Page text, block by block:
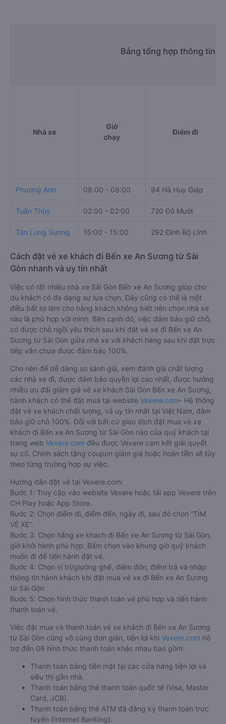
Bảng tổng hợp thông tin
Nhà xe
Giờ
chạy
Điểm đi
Phương Anh 08:00 - 08:00 94 Hà Huy Giáp
Tuấn Thùy 02:00 - 02:00 720 Đỗ Mười
Tân Long Sương 15:00 - 15:00 292 Đinh Bộ Lĩnh
Cách đặt vé xe khách đi Bến xe An Sương từ Sài
Gòn nhanh và uy tín nhất
Việc có rất nhiều nhà xe Sài Gòn Bến xe An Sương giúp cho
du khách có đa dạng sự lựa chọn. Đây cũng có thể là một
điều bất lợi làm cho hàng khách không biết nên chọn nhà xe
nào là phù hợp với mình. Bên cạnh đó, việc đảm bảo giữ chỗ,
có được chỗ ngồi yêu thích sau khi đặt vé xe đi Bến xe An
Sương từ Sài Gòn giữa nhà xe với khách hàng sau khi đặt trực
tiếp vẫn chưa được đảm bảo 100%.
Cho nên để dễ dàng so sánh giá, xem đánh giá chất lượng
các nhà xe đi, được đảm bảo quyền lợi cao nhất, được hưởng
nhiều ưu đãi giảm giá vé xe khách Sài Gòn Bến xe An Sương,
hành khách có thể đặt mua tại website Vexere.com- Hệ thống
đặt vé xe khách chất lượng, và uy tín nhất tại Việt Nam, đảm
bảo giữ chỗ 100%. Đối với bất cứ giao dịch đặt mua vé xe
khách đi Bến xe An Sương từ Sài Gòn nào của quý khách tại
trang web Vexere.com đều được Vexere cam kết giải quyết
sự cố. Chính sách tặng coupon giảm giá hoặc hoàn tiền sẽ tùy
theo từng trường hợp sự việc.
Hướng dẫn đặt vé tại Vexere.com:
Bước 1: Truy cập vào website Vexere hoặc tải app Vexere trên
CH Play hoặc App Store.
Bước 2: Chọn điểm đi, điểm đến, ngày đi, sau đó chọn “TÌM
VÉ XE”.
Bước 3: Chọn hãng xe khách đi Bến xe An Sương từ Sài Gòn,
giờ khởi hành phù hợp. Bấm chọn vào khung giờ quý khách
muốn đi để tiến hành đặt vé.
Bước 4: Chọn vị trí/giường ghế, điểm đón, điểm trả và nhập
thông tin hành khách khi đặt mua vé xe đi Bến xe An Sương
từ Sài Gòn
Bước 5: Chọn hình thức thanh toán vé phù hợp và tiến hành
thanh toán vé.
Việc đặt mua và thanh toán vé xe khách đi Bến xe An Sương
từ Sài Gòn cũng vô cùng đơn giản, tiện lợi khi Vexere.com hỗ
trợ đến 06 hình thức thanh toán khác nhau bao gồm:
Thanh toán bằng tiền mặt tại các cửa hàng tiện lợi và
siêu thị gần nhà.
Thanh toán bằng thẻ thanh toán quốc tế (Visa, Master
Card, JCB).
Thanh toán bằng thẻ ATM đã đăng ký thanh toán trực
tuyến (Internet Banking).